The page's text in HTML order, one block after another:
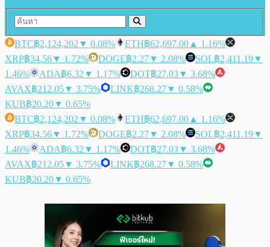
BTC฿2,124,202 ▼ 0.08% ETH฿62,697.00 ▲ 1.16%
XRP฿34.56▼ 1.72% DOGE฿2.27▼ 2.08% SOL฿2,411.19▼
1.46%
ADA฿6.32 ▼ 1.17% DOT฿27.03▼ 3.68%
AVAX฿212.05▼ 3.75% LINK฿268.27▼ 0.58%
KUB฿20.20▼ 0.65%
BTC฿2,124,202 ▼ 0.08% ETH฿62,697.00 ▲ 1.16%
XRP฿34.56▼ 1.72% DOGE฿2.27▼ 2.08% SOL฿2,411.19▼
1.46%
ADA฿6.32 ▼ 1.17% DOT฿27.03▼ 3.68%
AVAX฿212.05▼ 3.75% LINK฿268.27▼ 0.58%
KUB฿20.20▼ 0.65%